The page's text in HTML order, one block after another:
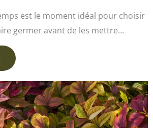
est le moment idéal pour choisir
germer avant de les mettre…